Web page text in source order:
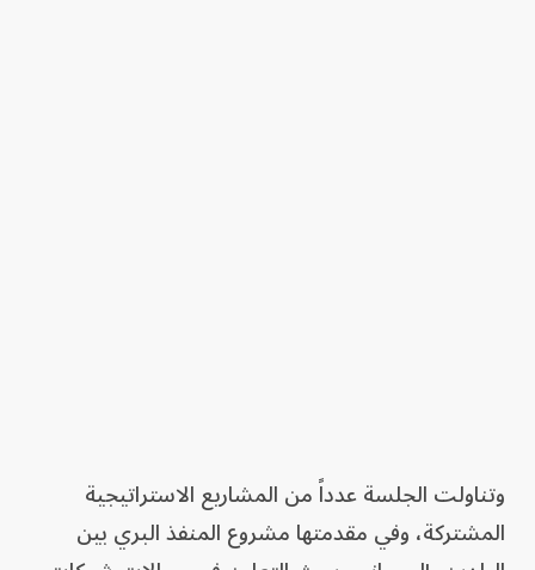
وتناولت الجلسة عدداً من المشاريع الاستراتيجية
المشتركة، وفي مقدمتها مشروع المنفذ البري بين